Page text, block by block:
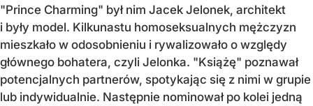
"Prince Charming" był nim Jacek Jelonek, architekt
i były model. Kilkunastu homoseksualnych mężczyzn
mieszkało w odosobnieniu i rywalizowało o względy
głównego bohatera, czyli Jelonka. "Książę" poznawał
potencjalnych partnerów, spotykając się z nimi w grupie
lub indywidualnie. Następnie nominował po kolei jedną